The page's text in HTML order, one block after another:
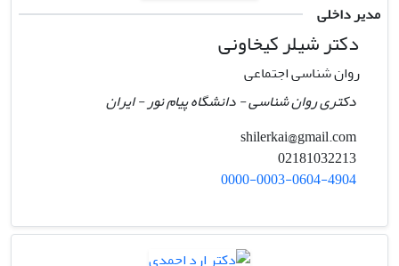
مدیر داخلی
دکتر شیلر کیخاونی
روان شناسی اجتماعی
دکتری روان شناسی - دانشگاه پیام نور - ایران
0000-0003-0604-4904